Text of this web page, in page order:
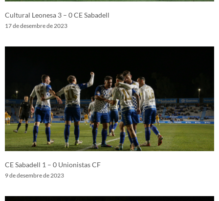
Cultural Leonesa 3 – 0 CE Sabadell
17 de desembre de 2023
CE Sabadell 1 – 0 Unionistas CF
9 de desembre de 2023